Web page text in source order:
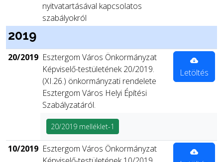
nyitvatartásával kapcsolatos
szabályokról
2019
20/2019 Esztergom Város Önkormányzat
Képviselő-testületének 20/2019.
(XI.26.) önkormányzati rendelete
Esztergom Város Helyi Építési
Szabályzatáról.
Letöltés
20/2019 melléklet-1
10/2019 Esztergom Város Önkormányzat